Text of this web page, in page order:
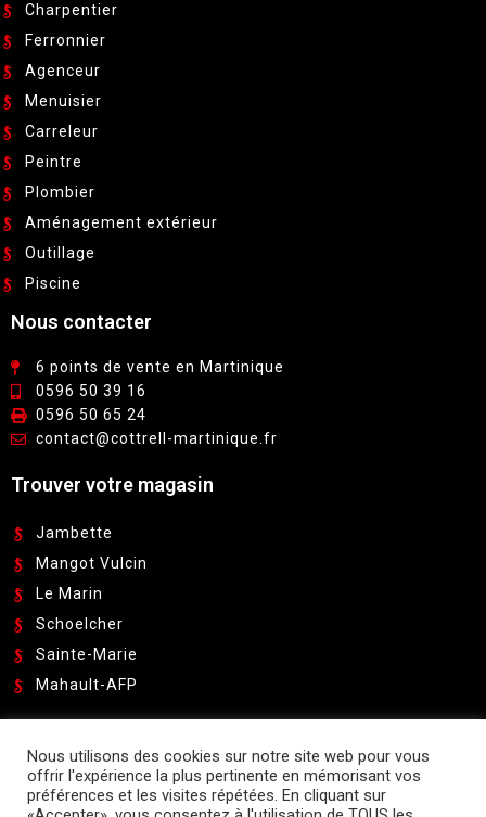
Charpentier
Ferronnier
Agenceur
Menuisier
Carreleur
Peintre
Plombier
Aménagement extérieur
Outillage
Piscine
Nous contacter
6 points de vente en Martinique
0596 50 39 16
0596 50 65 24
contact@cottrell-martinique.fr
Trouver votre magasin
Jambette
Mangot Vulcin
Le Marin
Schoelcher
Sainte-Marie
Mahault-AFP
Suivez-nous sur
Nous utilisons des cookies sur notre site web pour vous
offrir l'expérience la plus pertinente en mémorisant vos
préférences et les visites répétées. En cliquant sur